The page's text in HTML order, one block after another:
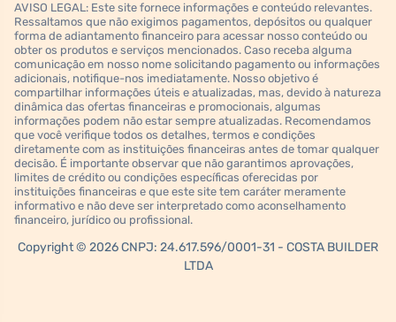
AVISO LEGAL: Este site fornece informações e conteúdo relevantes.
Ressaltamos que não exigimos pagamentos, depósitos ou qualquer
forma de adiantamento financeiro para acessar nosso conteúdo ou
obter os produtos e serviços mencionados. Caso receba alguma
comunicação em nosso nome solicitando pagamento ou informações
adicionais, notifique-nos imediatamente. Nosso objetivo é
compartilhar informações úteis e atualizadas, mas, devido à natureza
dinâmica das ofertas financeiras e promocionais, algumas
informações podem não estar sempre atualizadas. Recomendamos
que você verifique todos os detalhes, termos e condições
diretamente com as instituições financeiras antes de tomar qualquer
decisão. É importante observar que não garantimos aprovações,
limites de crédito ou condições específicas oferecidas por
instituições financeiras e que este site tem caráter meramente
informativo e não deve ser interpretado como aconselhamento
financeiro, jurídico ou profissional.
Copyright © 2026 CNPJ: 24.617.596/0001-31 - COSTA BUILDER
LTDA